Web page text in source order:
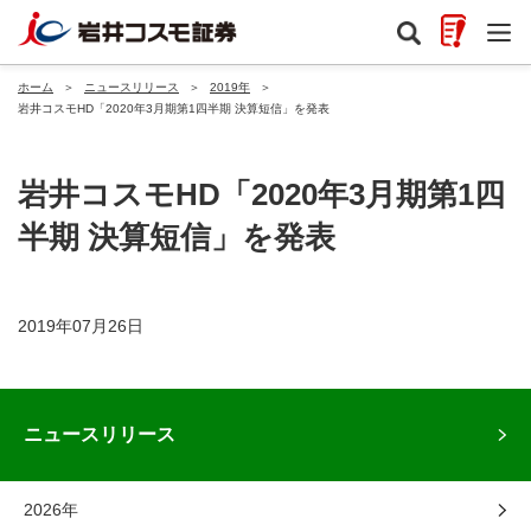
ホーム ＞ ニュースリリース ＞ 2019年
＞
岩井コスモHD「2020年3月期第1四半期 決算短信」を発表
岩井コスモHD「2020年3月期第1四
半期 決算短信」を発表
2019年07月26日
ニュースリリース
2026年